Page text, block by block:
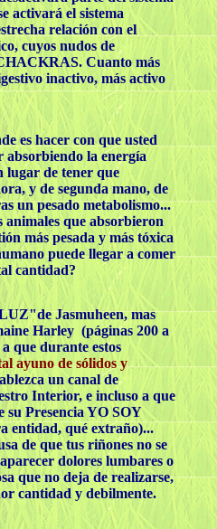
activará el sistema
relación con el
cuyos nudos de
Cuanto más
inactivo, más activo
es hacer con que usted
la energía
lugar de tener que
y de segunda mano, de
un pesado metabolismo...
animales que absorbieron
más pesada y más tóxica
puede llegar a comer
cantidad?
Jasmuheen, mas
Harley (páginas 200 a
que durante estos
ayuno de sólidos y
un canal de
Interior, e incluso a que
su Presencia YO SOY
entidad, qué extraño)...
de que tus riñones no se
dolores lumbares o
que no deja de realizarse,
cantidad y debilmente.